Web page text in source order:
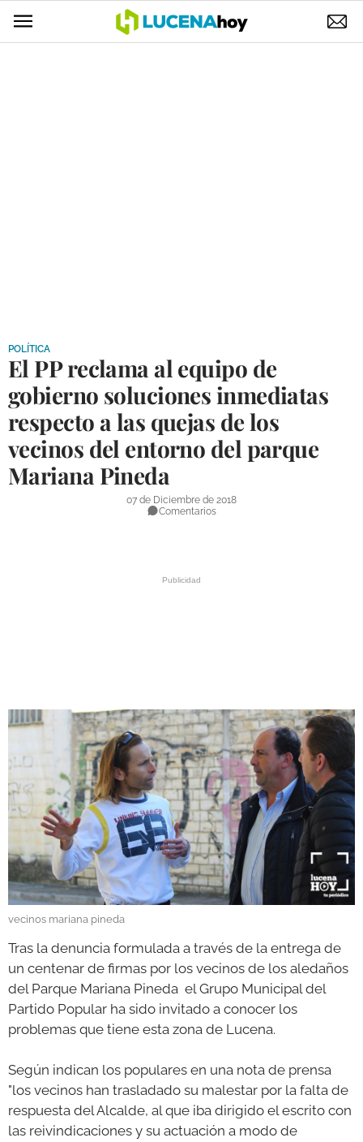
DEPORTES
COMPETICIONES
DEPORTE BASE
OPINIÓN
NECROLÓGICAS
GALERÍAS
POLÍTICA
El PP reclama al equipo de
gobierno soluciones inmediatas
respecto a las quejas de los
vecinos del entorno del parque
Mariana Pineda
07 de Diciembre de 2018
Comentarios
vecinos mariana pineda
Tras la denuncia formulada a través de la entrega de
un centenar de firmas por los vecinos de los aledaños
del Parque Mariana Pineda el Grupo Municipal del
Partido Popular ha sido invitado a conocer los
problemas que tiene esta zona de Lucena.
Según indican los populares en una nota de prensa
"los vecinos han trasladado su malestar por la falta de
respuesta del Alcalde, al que iba dirigido el escrito con
las reivindicaciones y su actuación a modo de